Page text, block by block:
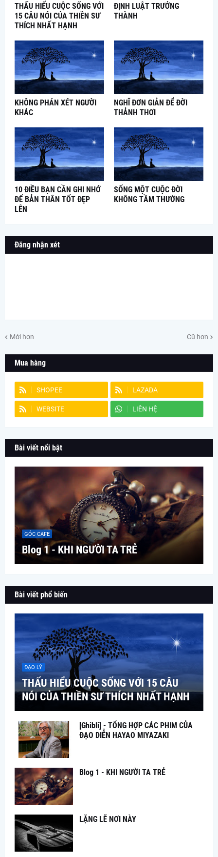
THẤU HIỂU CUỘC SỐNG VỚI
15 CÂU NÓI CỦA THIỀN SƯ
THÍCH NHẤT HẠNH
ĐỊNH LUẬT TRƯỞNG
THÀNH
KHÔNG PHÁN XÉT NGƯỜI
KHÁC
NGHĨ ĐƠN GIẢN ĐỂ ĐỜI
THẢNH THƠI
10 ĐIỀU BẠN CẦN GHI NHỚ
ĐỂ BẢN THÂN TỐT ĐẸP
LÊN
SỐNG MỘT CUỘC ĐỜI
KHÔNG TẦM THƯỜNG
Đăng nhận xét
Mới hơn Cũ hơn
Mua hàng
SHOPEE LAZADA
WEBSITE LIÊN HỆ
Bài viết nổi bật
GÓC CAFE
Blog 1 - KHI NGƯỜI TA TRẺ
Bài viết phổ biến
ĐẠO LÝ
THẤU HIỂU CUỘC SỐNG VỚI 15 CÂU
NÓI CỦA THIỀN SƯ THÍCH NHẤT HẠNH
[Ghibli] - TỔNG HỢP CÁC PHIM CỦA
ĐẠO DIỄN HAYAO MIYAZAKI
Blog 1 - KHI NGƯỜI TA TRẺ
LẶNG LẼ NƠI NÀY